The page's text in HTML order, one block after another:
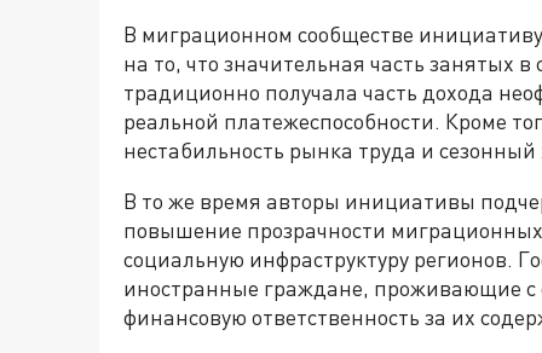
В миграционном сообществе
на то, что значительная часть занятых
традиционно получала часть дохода
реальной платежеспособности. Кроме
нестабильность рынка труда и сезонный
В то же время авторы инициативы
повышение прозрачности
социальную инфраструктуру регионов.
иностранные граждане, проживающие с
финансовую ответственность за их